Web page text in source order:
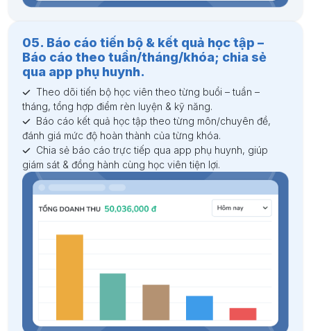
05. Báo cáo tiến bộ & kết quả học tập –
Báo cáo theo tuần/tháng/khóa; chia sẻ
qua app phụ huynh.
Theo dõi tiến bộ học viên theo từng buổi – tuần –
tháng, tổng hợp điểm rèn luyện & kỹ năng.
Báo cáo kết quả học tập theo từng môn/chuyên đề,
đánh giá mức độ hoàn thành của từng khóa.
Chia sẻ báo cáo trực tiếp qua app phụ huynh, giúp
giám sát & đồng hành cùng học viên tiện lợi.